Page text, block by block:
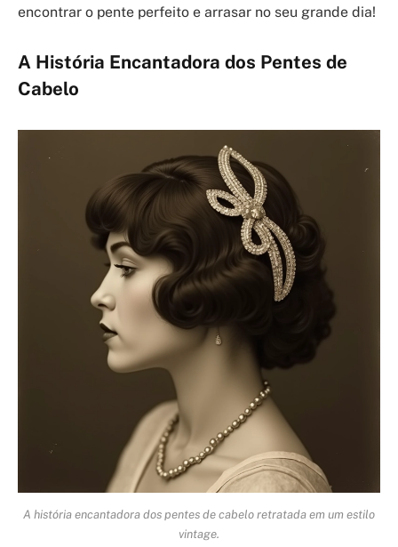
encontrar o pente perfeito e arrasar no seu grande dia!
A História Encantadora dos Pentes de
Cabelo
A história encantadora dos pentes de cabelo retratada em um estilo
vintage.